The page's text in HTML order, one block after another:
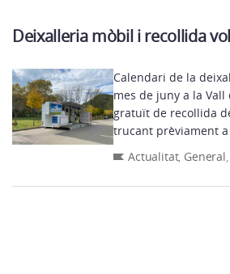
Deixalleria mòbil i recollida
Calendari de la
mes de juny a la Vall
gratuït de recollida
trucant prèviament
Actualitat, General,